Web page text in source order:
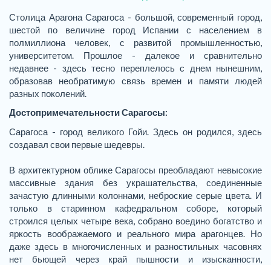
Столица Арагона Сарагоса - большой, современный город,
шестой по величине город Испании с населением в
полмиллиона человек, с развитой промышленностью,
университетом. Прошлое - далекое и сравнительно
недавнее - здесь тесно переплелось с днем нынешним,
образовав необратимую связь времен и памяти людей
разных поколений.
Достопримечательности Сарагосы:
Сарагоса - город великого Гойи. Здесь он родился, здесь
создавал свои первые шедевры.
В архитектурном облике Сарагосы преобладают невысокие
массивные здания без украшательства, соединенные
зачастую длинными колоннами, неброские серые цвета. И
только в старинном кафедральном соборе, который
строился целых четыре века, собрано воедино богатство и
яркость воображаемого и реального мира арагонцев. Но
даже здесь в многочисленных и разностильных часовнях
нет бьющей через край пышности и изысканности,